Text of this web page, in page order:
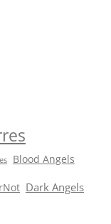
Blood Angels
Dark Angels